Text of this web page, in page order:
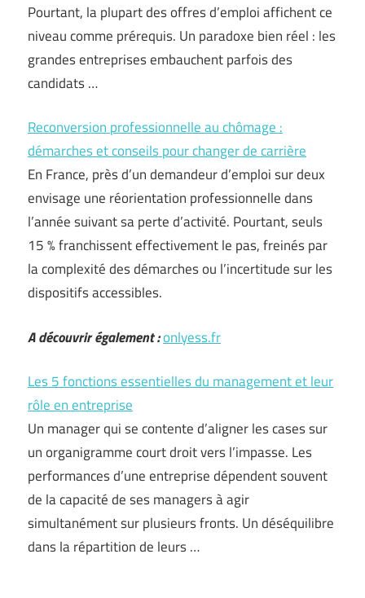
Pourtant, la plupart des offres d’emploi affichent ce
niveau comme prérequis. Un paradoxe bien réel : les
grandes entreprises embauchent parfois des
candidats …
Reconversion professionnelle au chômage :
démarches et conseils pour changer de carrière
En France, près d’un demandeur d’emploi sur deux
envisage une réorientation professionnelle dans
l’année suivant sa perte d’activité. Pourtant, seuls
15 % franchissent effectivement le pas, freinés par
la complexité des démarches ou l’incertitude sur les
dispositifs accessibles.
A découvrir également :onlyess.fr
Les 5 fonctions essentielles du management et leur
rôle en entreprise
Un manager qui se contente d’aligner les cases sur
un organigramme court droit vers l’impasse. Les
performances d’une entreprise dépendent souvent
de la capacité de ses managers à agir
simultanément sur plusieurs fronts. Un déséquilibre
dans la répartition de leurs …